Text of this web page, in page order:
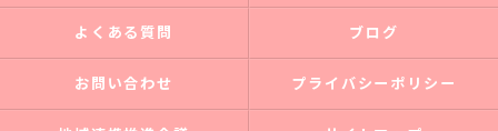
よくある質問 ブログ
お問い合わせ プライバシーポリシー